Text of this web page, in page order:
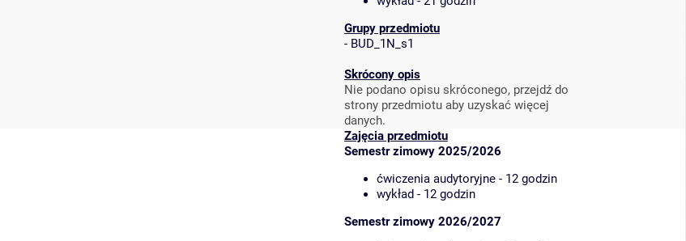
Grupy przedmiotu
- BUD_1N_s1
Skrócony opis
Nie podano opisu skróconego, przejdź do
strony przedmiotu aby uzyskać więcej
danych.
Zajęcia przedmiotu
Semestr zimowy 2025/2026
ćwiczenia audytoryjne - 12 godzin
wykład - 12 godzin
Semestr zimowy 2026/2027